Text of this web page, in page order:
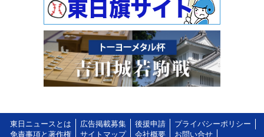
東日ニュースとは 広告掲載募集 後援申請
プライバシーポリシー
免責事項と著作権
サイトマップ 会社概要 お問い合せ